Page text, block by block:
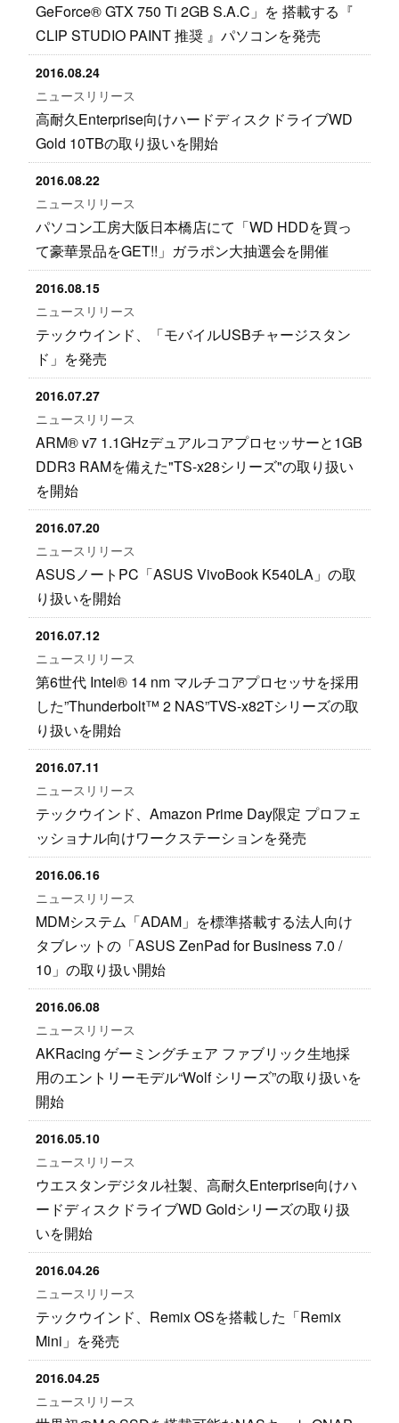
GeForce® GTX 750 Ti 2GB S.A.C」を 搭載する『
CLIP STUDIO PAINT 推奨 』パソコンを発売
2016.08.24
ニュースリリース
高耐久Enterprise向けハードディスクドライブWD
Gold 10TBの取り扱いを開始
2016.08.22
ニュースリリース
パソコン工房大阪日本橋店にて「WD HDDを買っ
て豪華景品をGET!!」ガラポン大抽選会を開催
2016.08.15
ニュースリリース
テックウインド、「モバイルUSBチャージスタン
ド」を発売
2016.07.27
ニュースリリース
ARM® v7 1.1GHzデュアルコアプロセッサーと1GB
DDR3 RAMを備えた"TS-x28シリーズ"の取り扱い
を開始
2016.07.20
ニュースリリース
ASUSノートPC「ASUS VivoBook K540LA」の取
り扱いを開始
2016.07.12
ニュースリリース
第6世代 Intel® 14 nm マルチコアプロセッサを採用
した”Thunderbolt™ 2 NAS”TVS-x82Tシリーズの取
り扱いを開始
2016.07.11
ニュースリリース
テックウインド、Amazon Prime Day限定 プロフェ
ッショナル向けワークステーションを発売
2016.06.16
ニュースリリース
MDMシステム「ADAM」を標準搭載する法人向け
タブレットの「ASUS ZenPad for Business 7.0 /
10」の取り扱い開始
2016.06.08
ニュースリリース
AKRacing ゲーミングチェア ファブリック生地採
用のエントリーモデル“Wolf シリーズ”の取り扱いを
開始
2016.05.10
ニュースリリース
ウエスタンデジタル社製、高耐久Enterprise向けハ
ードディスクドライブWD Goldシリーズの取り扱
いを開始
2016.04.26
ニュースリリース
テックウインド、Remix OSを搭載した「Remix
Mini」を発売
2016.04.25
ニュースリリース